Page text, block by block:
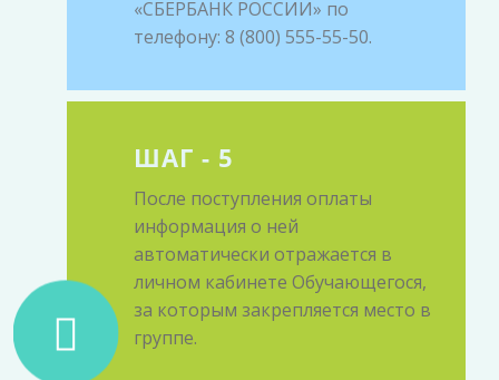
«СБЕРБАНК РОССИИ» по
телефону: 8 (800) 555-55-50.
ШАГ - 5
После поступления оплаты
информация о ней
автоматически отражается в
личном кабинете Обучающегося,
за которым закрепляется место в
группе.